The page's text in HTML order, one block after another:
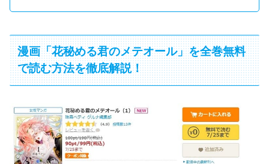
漫画「花秘める君のメテオール」を全巻無料
で読む方法を徹底解説！